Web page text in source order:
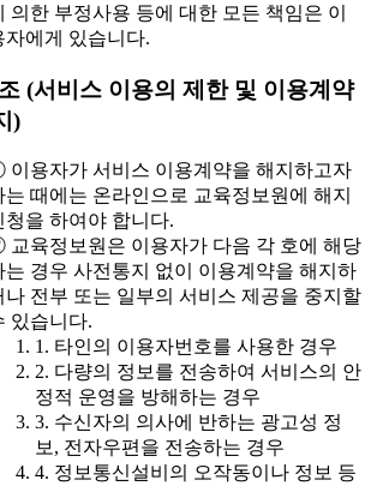
의한 부정사용 등에 대한 모든 책임은 이
자에게 있습니다.
(서비스 이용의 제한 및 이용계약
)
용자가 서비스 이용계약을 해지하고자
는 때에는 온라인으로 교육정보원에 해지
청을 하여야 합니다.
육정보원은 이용자가 다음 각 호에 해당
는 경우 사전통지 없이 이용계약을 해지하
나 전부 또는 일부의 서비스 제공을 중지할
있습니다.
1. 타인의 이용자번호를 사용한 경우
2. 다량의 정보를 전송하여 서비스의 안
정적 운영을 방해하는 경우
3. 수신자의 의사에 반하는 광고성 정
보, 전자우편을 전송하는 경우
4. 정보통신설비의 오작동이나 정보 등